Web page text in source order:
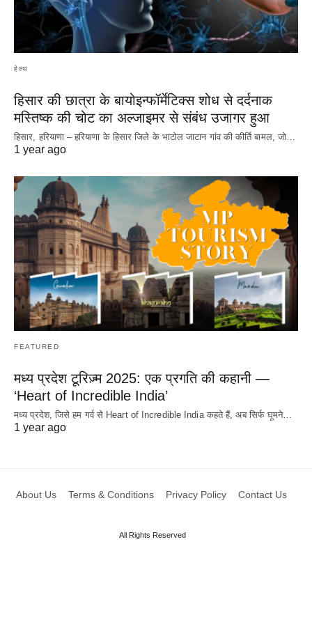
हेल्थ
हिसार की छात्रा के बायोइन्फॉर्मेटिक्स शोध से दर्दनाक
मस्तिष्क की चोट का अल्जाइमर से संबंध उजागर हुआ
हिसार, हरियाणा – हरियाणा के हिसार जिले के भाटोल जाटान गांव की कीर्ति बामल, जो…
1 year ago
FEATURED
मध्य प्रदेश टूरिज़्म 2025: एक प्रगति की कहानी —
‘Heart of Incredible India’
मध्य प्रदेश, जिसे हम गर्व से Heart of Incredible India कहते हैं, अब सिर्फ घूमने…
1 year ago
About Us Terms & Conditions Privacy Policy Contact Us
All Rights Reserved